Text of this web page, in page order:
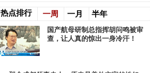
热点排行 一周 一月 半年
国产航母研制总指挥胡问鸣被审
查，让人真的惊出一身冷汗！